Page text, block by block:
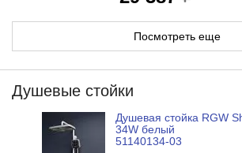
Посмотреть еще
Душевые стойки
Душевая стойка RGW
34W белый
51140134-03